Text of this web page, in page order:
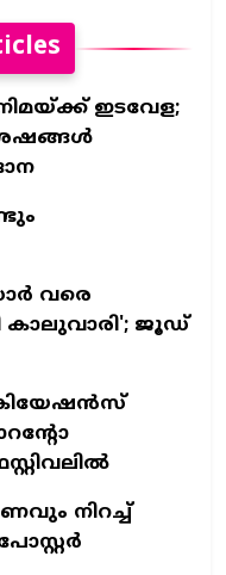
ഇടവേള;
വരെ
കാലുവാരി'; ജൂഡ്
ക്രിയേഷന്‍സ്
നിറച്ച്